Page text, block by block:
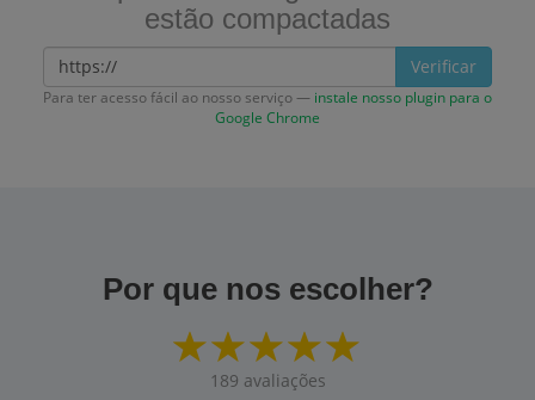
estão compactadas
Verificar
Para ter acesso fácil ao nosso serviço — instale nosso plugin para o
Google Chrome
Por que nos escolher?
189 avaliações